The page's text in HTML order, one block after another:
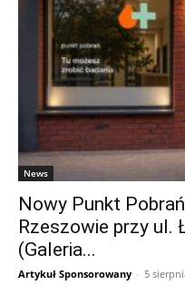
News
Nowy Punkt
Rzeszowie przy ul.
(Galeria...
Artykuł Sponsorowany - 5